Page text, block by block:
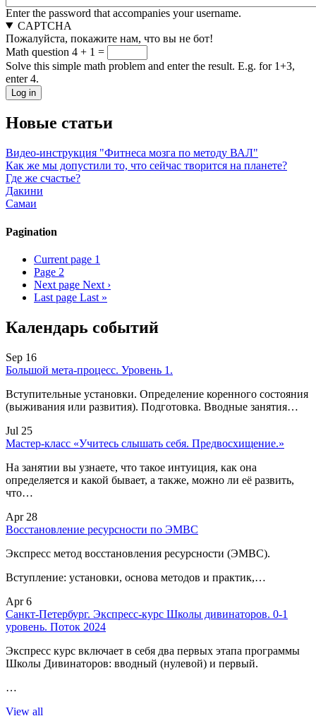
Enter the password that accompanies your username.
CAPTCHA
Пожалуйста, покажите нам, что вы не бот!
Math question 4 + 1 =
Solve this simple math problem and enter the result. E.g. for 1+3,
enter 4.
Новые статьи
Видео-инструкция "Фитнеса мозга по методу ВАЛ"
Как же мы допустили то, что сейчас творится на планете?
Где же счастье?
Дакини
Самаи
Pagination
Current page 1
Page 2
Next page Next ›
Last page Last »
Календарь событий
Sep 16
Большой мета-процесс. Уровень 1.
Вступительные установки. Определение коренного состояния
(выживания или развития). Подготовка. Вводные занятия…
Jul 25
Мастер-класс «Учитесь слышать себя. Предвосхищение.»
На занятии вы узнаете, что такое интуиция, как она
определяется и какой бывает, а также, можно ли её развить,
что…
Apr 28
Восстановление ресурсности по ЭМВС
Экспресс метод восстановления ресурсности (ЭМВС).
Вступление: установки, основа методов и практик,…
Apr 6
Санкт-Петербург. Экспресс-курс Школы дивинаторов. 0-1
уровень. Поток 2024
Экспресс курс включает в себя два первых этапа программы
Школы Дивинаторов: вводный (нулевой) и первый.
…
View all